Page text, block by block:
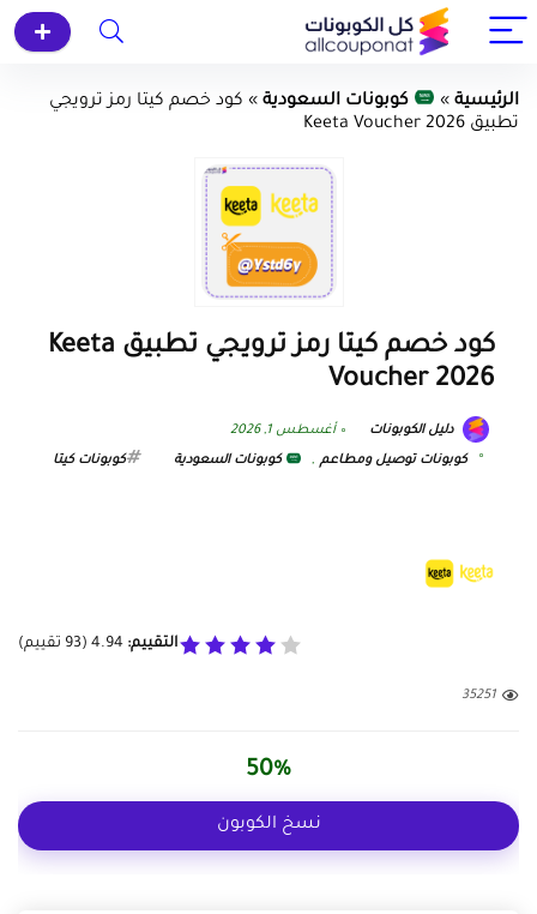
الرئيسية » كوبونات السعودية » كود خصم كيتا رمز ترويجي
تطبيق Keeta Voucher 2026
كود خصم كيتا رمز ترويجي تطبيق Keeta
Voucher 2026
دليل الكوبونات أغسطس 1, 2026
كوبونات توصيل ومطاعم , كوبونات السعودية كوبونات كيتا
التقييم: 4.94
(
93 تقييم)
35251
50%
نسخ الكوبون